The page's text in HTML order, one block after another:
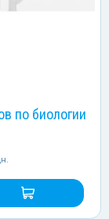
по биологии